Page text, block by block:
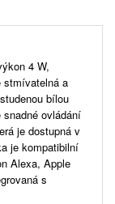
4 W,
stmívatelná a
bílou
snadné ovládání
je dostupná v
je kompatibilní
Alexa, Apple
s